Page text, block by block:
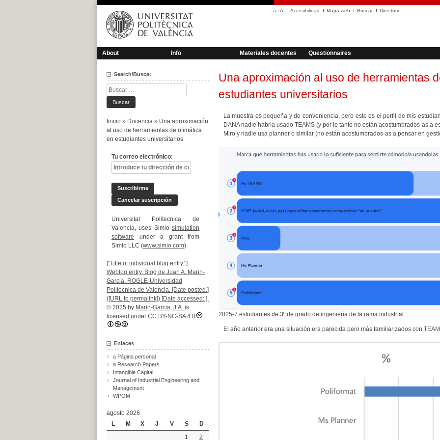
Saltar
contenido
a ·A Accesibilidad Mapa web Buscar Directorio
About Info Materiales docentes Questionnaires
Una aproximación al uso de herramientas
estudiantes universitarios
La muestra es pequeña y de conveniencia, pero este es el perfil de mis
DANA nadie habría usado TEAMS (y por lo tanto no están acostumbrados-as a
Miro y nadie usa planner o similar (no están acostumbrados-as a pensar en
2025-7 estudiantes de 3º de grado de ingeniería de la rama industrial
El año anterior era una situación era parecida pero más familiarizados con
Search/Busca:
Buscar:
Inicio » Docencia » Una aproximación
al uso de herramientas de ofimática
en estudiantes universitarios
Tu correo electrónico:
Universitat Politecnica de
Valencia, uses Simiosimulation
software under a grant from
Simio LLC (www.simio.com).
["Title of individual blog entry."]
Weblog entry. Blog de Juan A. Marin-
Garcia. ROGLE-Universidad
Politécnica de Valencia. [Date posted.]
([URL to permalink]) [Date accessed; ].
© 2025 by Marin-Garcia, J.A. is
licensed under CC BY-NC-SA 4.0
Enlaces
a Página personal
a Research Papers
Intangible Capital
Journal of Industrial Engineering and
Management
WPOM
agosto 2026
L
M X J V S
D
1
2